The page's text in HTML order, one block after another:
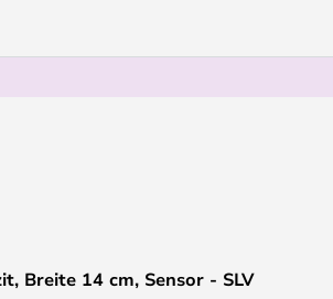
Breite 14 cm, Sensor - SLV